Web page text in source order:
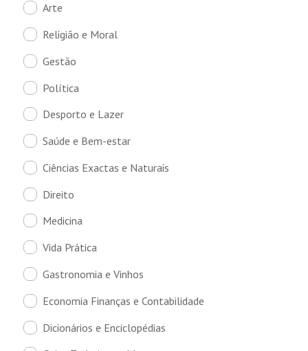
Arte
Religião e Moral
Gestão
Política
Desporto e Lazer
Saúde e Bem-estar
Ciências Exactas e Naturais
Direito
Medicina
Vida Prática
Gastronomia e Vinhos
Economia Finanças e Contabilidade
Dicionários e Enciclopédias